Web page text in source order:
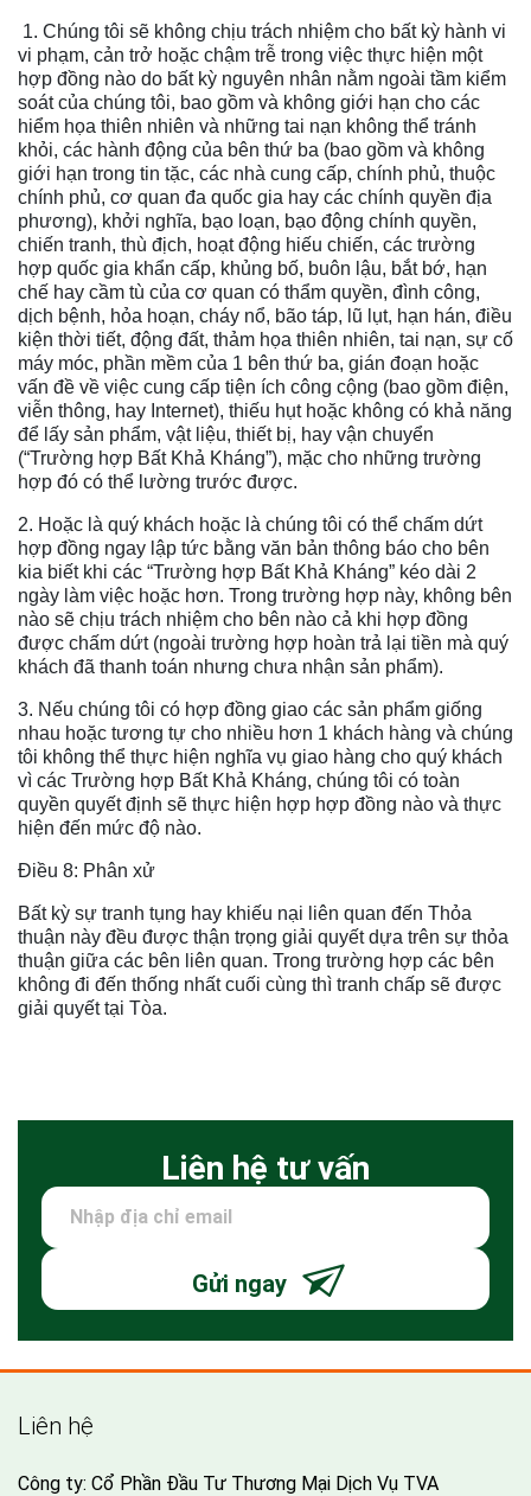
1. Chúng tôi sẽ không chịu trách nhiệm cho bất kỳ hành vi
vi phạm, cản trở hoặc chậm trễ trong việc thực hiện một
hợp đồng nào do bất kỳ nguyên nhân nằm ngoài tầm kiểm
soát của chúng tôi, bao gồm và không giới hạn cho các
hiểm họa thiên nhiên và những tai nạn không thể tránh
khỏi, các hành động của bên thứ ba (bao gồm và không
giới hạn trong tin tặc, các nhà cung cấp, chính phủ, thuộc
chính phủ, cơ quan đa quốc gia hay các chính quyền địa
phương), khởi nghĩa, bạo loạn, bạo động chính quyền,
chiến tranh, thù địch, hoạt động hiếu chiến, các trường
hợp quốc gia khẩn cấp, khủng bố, buôn lậu, bắt bớ, hạn
chế hay cầm tù của cơ quan có thẩm quyền, đình công,
dịch bệnh, hỏa hoạn, cháy nổ, bão táp, lũ lụt, hạn hán, điều
kiện thời tiết, động đất, thảm họa thiên nhiên, tai nạn, sự cố
máy móc, phần mềm của 1 bên thứ ba, gián đoạn hoặc
vấn đề về việc cung cấp tiện ích công cộng (bao gồm điện,
viễn thông, hay Internet), thiếu hụt hoặc không có khả năng
để lấy sản phẩm, vật liệu, thiết bị, hay vận chuyển
(“Trường hợp Bất Khả Kháng”), mặc cho những trường
hợp đó có thể lường trước được.
2. Hoặc là quý khách hoặc là chúng tôi có thể chấm dứt
hợp đồng ngay lập tức bằng văn bản thông báo cho bên
kia biết khi các “Trường hợp Bất Khả Kháng” kéo dài 2
ngày làm việc hoặc hơn. Trong trường hợp này, không bên
nào sẽ chịu trách nhiệm cho bên nào cả khi hợp đồng
được chấm dứt (ngoài trường hợp hoàn trả lại tiền mà quý
khách đã thanh toán nhưng chưa nhận sản phẩm).
3. Nếu chúng tôi có hợp đồng giao các sản phẩm giống
nhau hoặc tương tự cho nhiều hơn 1 khách hàng và chúng
tôi không thể thực hiện nghĩa vụ giao hàng cho quý khách
vì các Trường hợp Bất Khả Kháng, chúng tôi có toàn
quyền quyết định sẽ thực hiện hợp hợp đồng nào và thực
hiện đến mức độ nào.
Điều 8: Phân xử
Bất kỳ sự tranh tụng hay khiếu nại liên quan đến Thỏa
thuận này đều được thận trọng giải quyết dựa trên sự thỏa
thuận giữa các bên liên quan. Trong trường hợp các bên
không đi đến thống nhất cuối cùng thì tranh chấp sẽ được
giải quyết tại Tòa.
Liên hệ tư vấn
Gửi ngay
Liên hệ
Công ty: Cổ Phần Đầu Tư Thương Mại Dịch Vụ TVA